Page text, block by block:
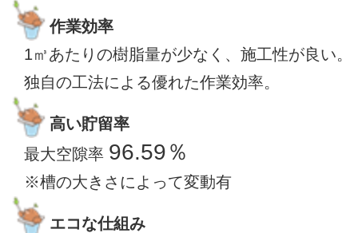
作業効率
1㎥あたりの樹脂量が少なく、施工性が良い。
独自の工法による優れた作業効率。
高い貯留率
最大空隙率 96.59％
※槽の大きさによって変動有
エコな仕組み